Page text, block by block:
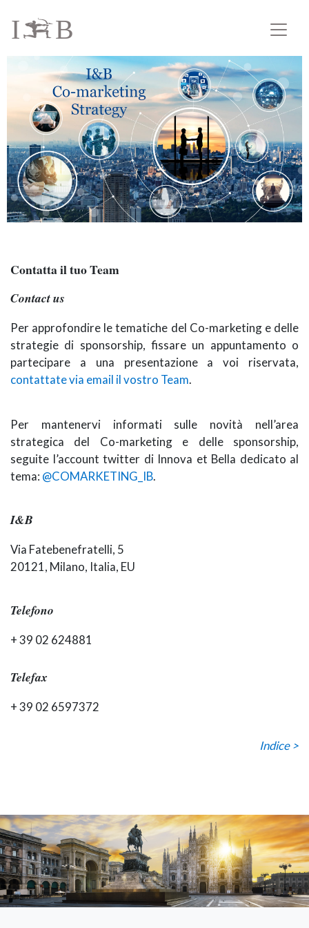
I iB
Contatta il tuo Team
Contact us
Per approfondire le tematiche del Co-marketing e delle
strategie di sponsorship, fissare un appuntamento o
partecipare a una presentazione a voi riservata,
contattate via email il vostro Team.
Per mantenervi informati sulle novità nell’area
strategica del Co-marketing e delle sponsorship,
seguite l’account twitter di Innova et Bella dedicato al
tema: @COMARKETING_IB.
I&B
Via Fatebenefratelli, 5
20121, Milano, Italia, EU
Telefono
+ 39 02 624881
Telefax
+ 39 02 6597372
Indice >